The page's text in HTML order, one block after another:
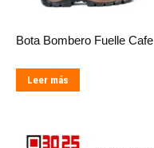
Bota Bombero Fuelle Cafe
Leer más